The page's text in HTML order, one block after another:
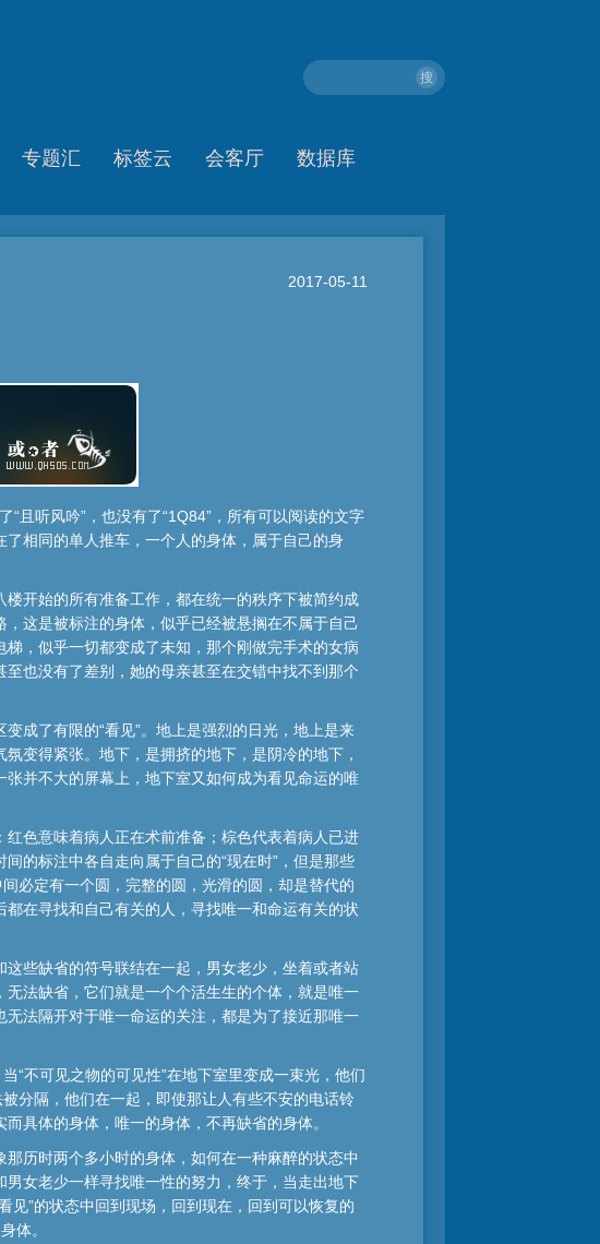
搜
专题汇 标签云 会客厅 数据库
2017-05-11
“且听风吟”，也没有了“1Q84”，所有可以阅读的文字
相同的单人推车，一个人的身体，属于自己的身
开始的所有准备工作，都在统一的秩序下被简约成
这是被标注的身体，似乎已经被悬搁在不属于自己
，似乎一切都变成了未知，那个刚做完手术的女病
也没有了差别，她的母亲甚至在交错中找不到那个
成了有限的“看见”。地上是强烈的日光，地上是来
变得紧张。地下，是拥挤的地下，是阴冷的地下，
并不大的屏幕上，地下室又如何成为看见命运的唯
色意味着病人正在术前准备；棕色代表着病人已进
的标注中各自走向属于自己的“现在时”，但是那些
必定有一个圆，完整的圆，光滑的圆，却是替代的
在寻找和自己有关的人，寻找唯一和命运有关的状
些缺省的符号联结在一起，男女老少，坐着或者站
法缺省，它们就是一个个活生生的个体，就是唯一
法隔开对于唯一命运的关注，都是为了接近那唯一
“不可见之物的可见性”在地下室里变成一束光，他们
分隔，他们在一起，即使那让人有些不安的电话铃
具体的身体，唯一的身体，不再缺省的身体。
历时两个多小时的身体，如何在一种麻醉的状态中
女老少一样寻找唯一性的努力，终于，当走出地下
见”的状态中回到现场，回到现在，回到可以恢复的
体。